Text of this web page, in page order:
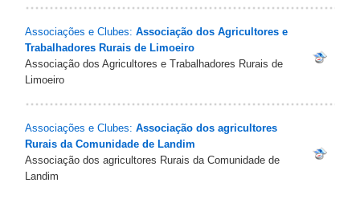
Associações e Clubes: Associação dos Agricultores e
Trabalhadores Rurais de Limoeiro
Associação dos Agricultores e Trabalhadores Rurais de
Limoeiro
Associações e Clubes: Associação dos agricultores
Rurais da Comunidade de Landim
Associação dos agricultores Rurais da Comunidade de
Landim